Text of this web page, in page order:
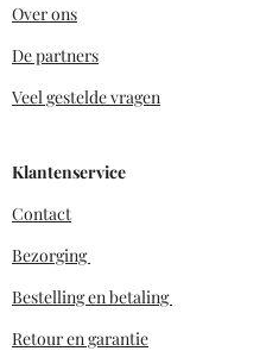
Over ons
De partners
Veel gestelde vragen
Klantenservice
Contact
Bezorging
Bestelling en betaling
Retour en garantie